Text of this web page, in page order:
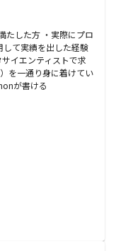
たした方 ・実際にプロ
て実績を出した経験
イエンティストで求
を一通り身に着けてい
が書ける